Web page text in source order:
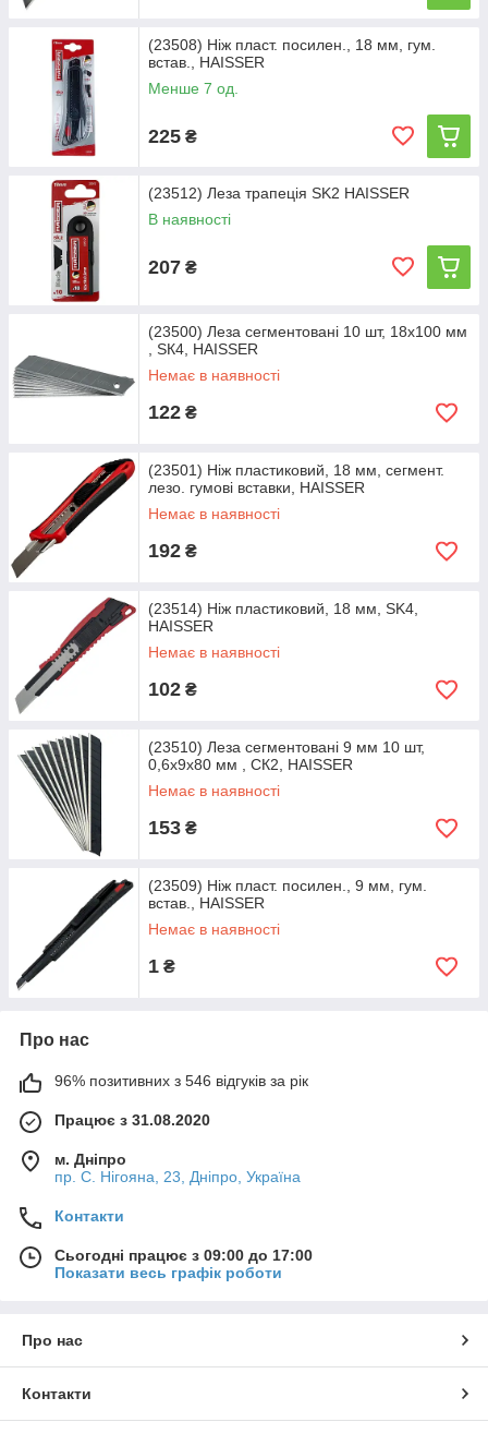
(23508) Ніж пласт. посилен., 18 мм, гум.
встав., HAISSER
Менше 7 од.
225 ₴
(23512) Леза трапеція SK2 HAISSER
В наявності
207 ₴
(23500) Леза сегментовані 10 шт, 18x100 мм
, SК4, HAISSER
Немає в наявності
122 ₴
(23501) Ніж пластиковий, 18 мм, сегмент.
лезо. гумові вставки, HAISSER
Немає в наявності
192 ₴
(23514) Ніж пластиковий, 18 мм, SK4,
HAISSER
Немає в наявності
102 ₴
(23510) Леза сегментовані 9 мм 10 шт,
0,6х9х80 мм , СК2, HAISSER
Немає в наявності
153 ₴
(23509) Ніж пласт. посилен., 9 мм, гум.
встав., HAISSER
Немає в наявності
1 ₴
Про нас
96% позитивних з 546 відгуків за рік
Працює з 31.08.2020
м. Дніпро
пр. С. Нігояна, 23, Дніпро, Україна
Контакти
Сьогодні працює з 09:00 до 17:00
Показати весь графік роботи
Про нас
Контакти